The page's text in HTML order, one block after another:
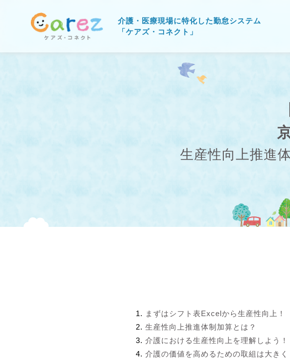
介護・医療現場に特化した勤怠システム
「ケアズ・コネクト」
生産性向上推進
まずはシフト表Excelから生産性向上！
生産性向上推進体制加算とは？
介護における生産性向上を理解しよう！
介護の価値を高めるための取組は大きく